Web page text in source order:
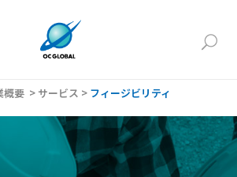
概要 > サービス > フィージビリティ